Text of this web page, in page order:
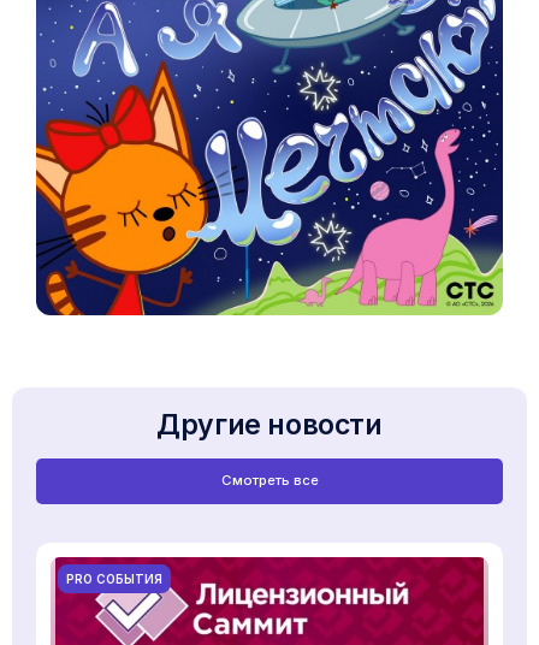
Другие новости
Смотреть все
PRO СОБЫТИЯ